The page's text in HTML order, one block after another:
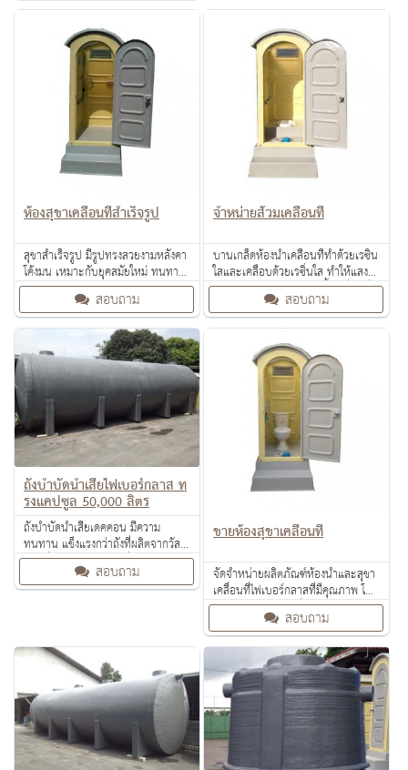
ห้องสุขาเคลื่อนที่สำเร็จรูป
สุขาสำเร็จรูป มีรูปทรงสวยงามหลังคา
โค้งมน เหมาะกับยุคสมัยใหม่ ทนทาน
แดด ไม่เป็นสนิม สำหรับทุกงาน
สอบถาม
จำหน่ายส้วมเคลื่อนที่
บานเกล็ดห้องน้ำเคลื่อนที่ทำด้วยเรซิ่น
ใสและเคลือบด้วยเรซิ่นใส ทำให้แสง
ส่องสว่างเข้ามาในตัวห้องน้ำเคลื่อนที่
สอบถาม
ถังบำบัดน้ำเสียไฟเบอร์กลาส ท
รงแคปซูล 50,000 ลิตร
ถังบำบัดน้ำเสียเดคคอน มีความ
ทนทาน แข็งแรงกว่าถังที่ผลิตจากวัสดุ
ชนิดอื่นๆ หรือแม้แต่ถังที่ผลิตจากไฟ
เบอร์กลาสเช่นเดียวกันในท้องตลาด
สอบถาม
ขายห้องสุขาเคลื่อนที่
จัดจำหน่ายผลิตภัณฑ์ห้องน้ำและสุขา
เคลื่อนที่ไฟเบอร์กลาสที่มีคุณภาพ โดย
มีโรงงานผลิตและผู้ที่มีความชำนาญ
สอบถาม